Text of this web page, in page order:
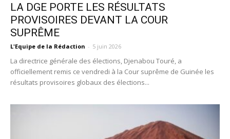
LA DGE PORTE LES RÉSULTATS
PROVISOIRES DEVANT LA COUR
SUPRÊME
L'Equipe de la Rédaction - 5 juin 2026
La directrice générale des élections, Djenabou Touré, a
officiellement remis ce vendredi à la Cour suprême de Guinée les
résultats provisoires globaux des élections...